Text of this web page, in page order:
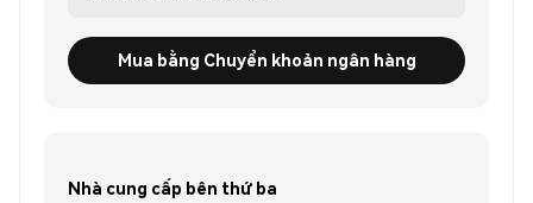
Mua bằng Chuyển khoản ngân hàng
Nhà cung cấp bên thứ ba